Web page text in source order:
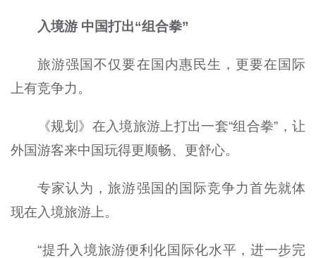
入境游 中国打出“组合拳”
旅游强国不仅要在国内惠民生，更要在国际
上有竞争力。
《规划》在入境旅游上打出一套“组合拳”，让
外国游客来中国玩得更顺畅、更舒心。
专家认为，旅游强国的国际竞争力首先就体
现在入境旅游上。
“提升入境旅游便利化国际化水平，进一步完